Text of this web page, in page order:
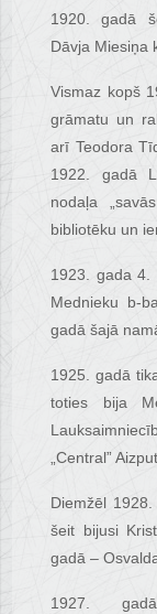
1920. gadā
Dāvja Miesiņa
Vismaz kopš
grāmatu un
arī Teodora
1922. gadā
nodaļa
bibliotēku un
1923. gada 4.
Mednieku b-
gadā šajā
1925. gadā
toties bija
„Central”
Diemžēl 1928.
šeit bijusi
gadā –
1927.